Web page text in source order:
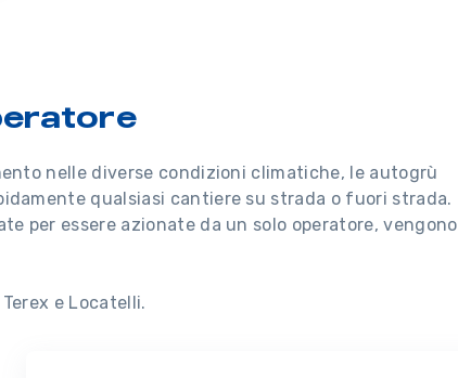
nelle diverse condizioni climatiche, le autogrù
qualsiasi cantiere su strada o fuori strada.
per essere azionate da un solo operatore, vengono
e Locatelli.